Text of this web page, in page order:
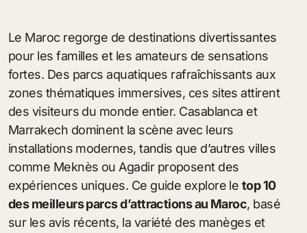
Le Maroc regorge de destinations divertissantes
pour les familles et les amateurs de sensations
fortes. Des parcs aquatiques rafraîchissants aux
zones thématiques immersives, ces sites attirent
des visiteurs du monde entier. Casablanca et
Marrakech dominent la scène avec leurs
installations modernes, tandis que d’autres villes
comme Meknès ou Agadir proposent des
expériences uniques. Ce guide explore le top 10
des meilleurs parcs d’attractions au Maroc, basé
sur les avis récents, la variété des manèges et